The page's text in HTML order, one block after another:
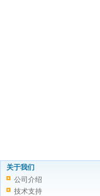
关于我们
公司介绍
技术支持